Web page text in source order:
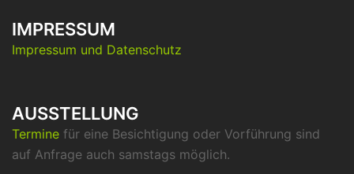
IMPRESSUM
Impressum und Datenschutz
AUSSTELLUNG
Termine für eine Besichtigung oder Vorführung sind
auf Anfrage auch samstags möglich.